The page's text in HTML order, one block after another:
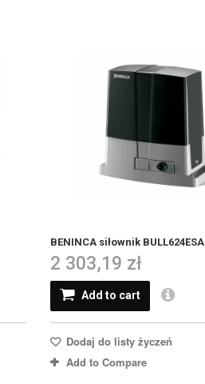
BENINCA siłownik BULL624ESA
2 303,19 zł
Add to cart
Dodaj do listy życzeń
Add to Compare